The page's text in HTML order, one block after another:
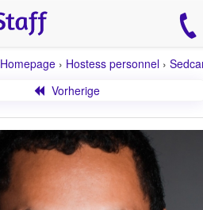
Homepage › Hostess personnel ›
Vorherige